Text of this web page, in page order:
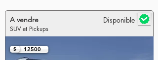
A vendre Disponible
SUV et Pickups
12500
$